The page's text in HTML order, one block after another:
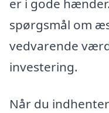
er i gode
spørgsmål om
vedvarende
investering.
Når du